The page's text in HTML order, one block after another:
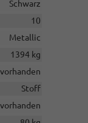
Schwarz
10
Metallic
1394 kg
vorhanden
Stoff
vorhanden